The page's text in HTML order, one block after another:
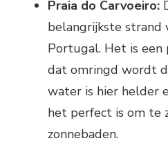
Praia do Carvoeiro:
belangrijkste strand
Portugal. Het is een
dat omringd wordt
water is hier helder
het perfect is om te
zonnebaden.